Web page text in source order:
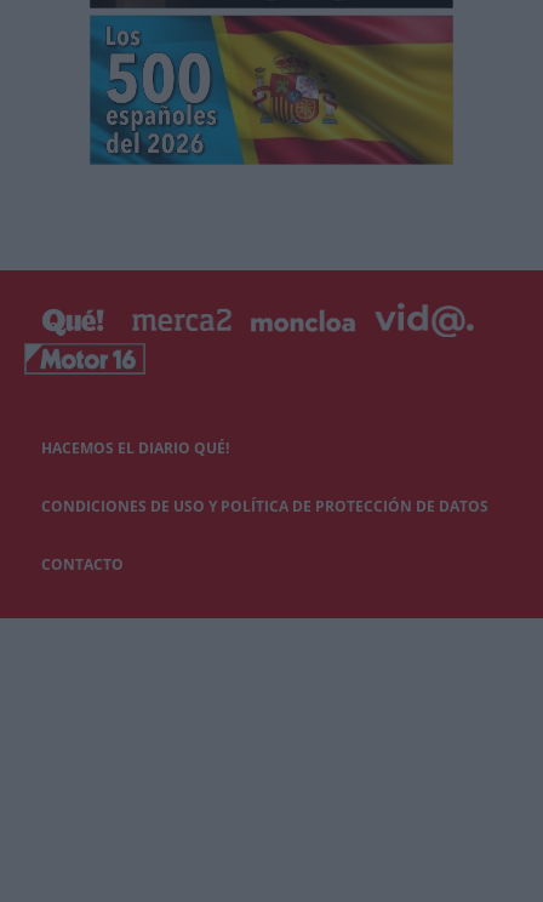
HACEMOS EL DIARIO QUÉ!
CONDICIONES DE USO Y POLÍTICA DE PROTECCIÓN DE DATOS
CONTACTO